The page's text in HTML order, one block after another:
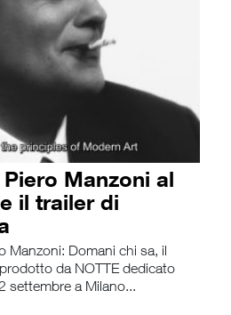
Manzoni al
il trailer di
Manzoni: Domani chi sa, il
da NOTTE dedicato
settembre a Milano...